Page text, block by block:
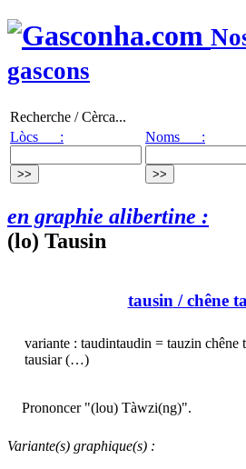
gascons
Recherche / Cèrca...
Lòcs :
Noms :
en graphie alibertine :
(lo) Tausin
tausin/ chêne
variante : taudintaudin = tauzin chêne
tausiar (…)
Prononcer "(lou) Tàwzi(ng)".
Variante(s) graphique(s) :